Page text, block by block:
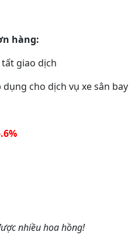
hàng:
giao dịch
cho dịch vụ xe sân bay
nhiều hoa hồng!